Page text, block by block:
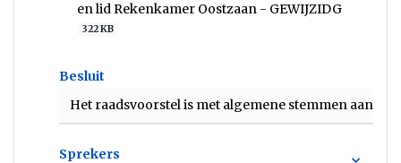
en lid Rekenkamer Oostzaan - GEWIJZIDG
322 KB
Besluit
Het raadsvoorstel is met algemene stemmen
Sprekers